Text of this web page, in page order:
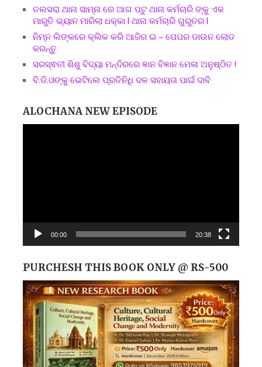
ତଲସରା ଥାନା ସାମ୍ନା ରେ ଆଗ ପଟୁ ଥାନା କର୍ମଚାରି ଙ୍କୁ ଏକ
ମାରୁତି ଭ୍ୟାନ ମାରିଲା ଧକ୍କା l ଥାନା କର୍ମଚାରି ଗୁରୁତର l
ନିମ୍ନ ଲିଙ୍କରେ କ୍ଲିକ କରି ଆଜିର ଇ – ପେପର ଡାଉନ ଲୋଡ
କରନ୍ତୁ
ସରସ୍ଵତୀ ଶିଶୁ ବିଦ୍ୟା ମନ୍ଦିରରେ ଜ୍ଞାନ ବିଜ୍ଞାନ ମେଳା ଅନୁଷ୍ଠିତ !
ବି.ଡି.ଓଙ୍କୁ ଭେଟିଲେ ପ୍ରତିନିଧି ଦଳ ସହାୟତା ପାଇଁ ଦାବି
ALOCHANA NEW EPISODE
00:00 20:38
PURCHESH THIS BOOK ONLY @ RS-500